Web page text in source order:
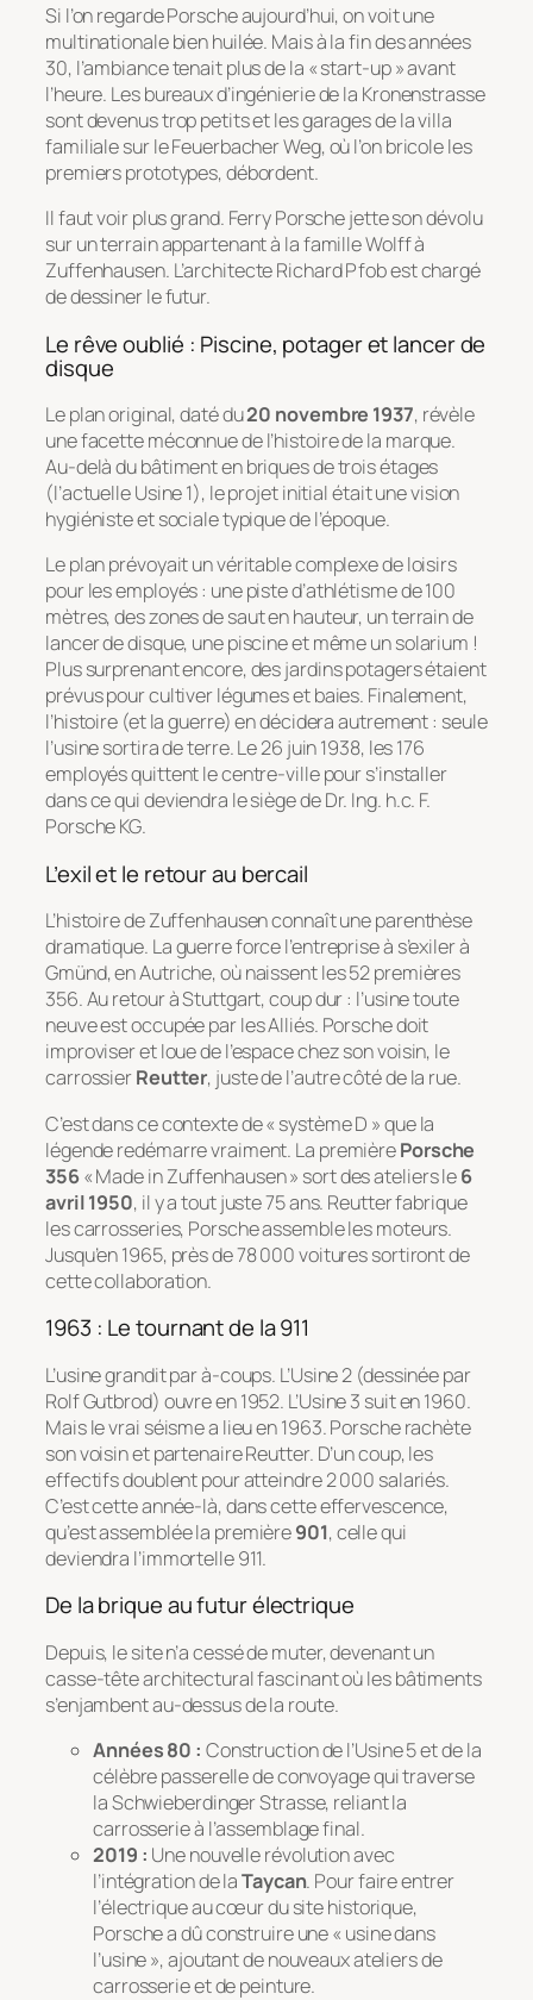
Si l’on regarde Porsche aujourd’hui, on voit une
multinationale bien huilée. Mais à la fin des années
30, l’ambiance tenait plus de la « start-up » avant
l’heure. Les bureaux d’ingénierie de la Kronenstrasse
sont devenus trop petits et les garages de la villa
familiale sur le Feuerbacher Weg, où l’on bricole les
premiers prototypes, débordent.
Il faut voir plus grand. Ferry Porsche jette son dévolu
sur un terrain appartenant à la famille Wolff à
Zuffenhausen. L’architecte Richard Pfob est chargé
de dessiner le futur.
Le rêve oublié : Piscine, potager et lancer de
disque
Le plan original, daté du20 novembre 1937, révèle
une facette méconnue de l’histoire de la marque.
Au-delà du bâtiment en briques de trois étages
(l’actuelle Usine 1), le projet initial était une vision
hygiéniste et sociale typique de l’époque.
Le plan prévoyait un véritable complexe de loisirs
pour les employés : une piste d’athlétisme de 100
mètres, des zones de saut en hauteur, un terrain de
lancer de disque, une piscine et même un solarium !
Plus surprenant encore, des jardins potagers étaient
prévus pour cultiver légumes et baies. Finalement,
l’histoire (et la guerre) en décidera autrement : seule
l’usine sortira de terre. Le 26 juin 1938, les 176
employés quittent le centre-ville pour s’installer
dans ce qui deviendra le siège deDr. Ing. h.c. F.
Porsche KG.
L’exil et le retour au bercail
L’histoire de Zuffenhausen connaît une parenthèse
dramatique. La guerre force l’entreprise à s’exiler à
Gmünd, en Autriche, où naissent les 52 premières
356. Au retour à Stuttgart, coup dur : l’usine toute
neuve est occupée par les Alliés. Porsche doit
improviser et loue de l’espace chez son voisin, le
carrossierReutter, juste de l’autre côté de la rue.
C’est dans ce contexte de « système D » que la
légende redémarre vraiment. La premièrePorsche
356« Made in Zuffenhausen » sort des ateliers le6
avril 1950, il y a tout juste 75 ans. Reutter fabrique
les carrosseries, Porsche assemble les moteurs.
Jusqu’en 1965, près de 78 000 voitures sortiront de
cette collaboration.
1963 : Le tournant de la 911
L’usine grandit par à-coups. L’Usine 2 (dessinée par
Rolf Gutbrod) ouvre en 1952. L’Usine 3 suit en 1960.
Mais le vrai séisme a lieu en 1963. Porsche rachète
son voisin et partenaire Reutter. D’un coup, les
effectifs doublent pour atteindre 2 000 salariés.
C’est cette année-là, dans cette effervescence,
qu’est assemblée la première901, celle qui
deviendra l’immortelle 911.
De la brique au futur électrique
Depuis, le site n’a cessé de muter, devenant un
casse-tête architectural fascinant où les bâtiments
s’enjambent au-dessus de la route.
Années 80 : Construction de l’Usine 5 et de la
célèbre passerelle de convoyage qui traverse
laSchwieberdinger Strasse, reliant la
carrosserie à l’assemblage final.
2019 : Une nouvelle révolution avec
l’intégration de laTaycan. Pour faire entrer
l’électrique au cœur du site historique,
Porsche a dû construire une « usine dans
l’usine », ajoutant de nouveaux ateliers de
carrosserie et de peinture.